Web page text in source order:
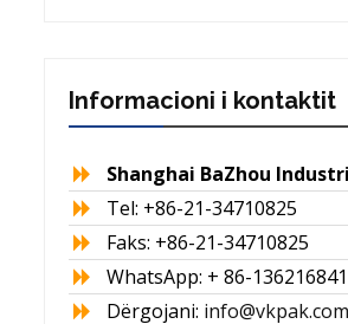
Informacioni i kontaktit
Shanghai BaZhou
Tel: +86-21-34710825
Faks: +86-21-34710825
WhatsApp: + 86-
Dërgojani: info@vkpak.com